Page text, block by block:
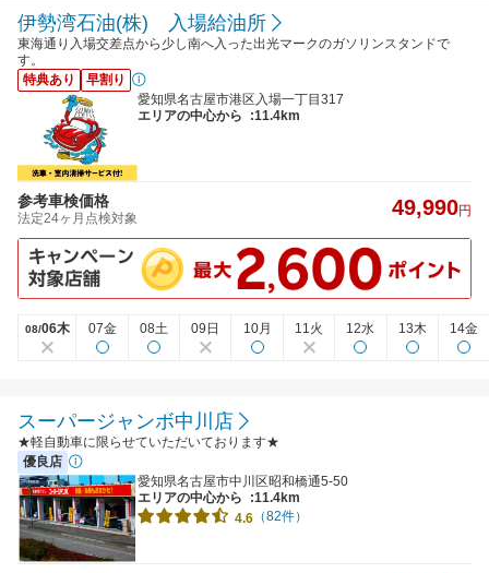
伊勢湾石油(株) 入場給油所
東海通り入場交差点から少し南へ入った出光マークのガソリンスタンドで
す。
特典あり
早割り
愛知県名古屋市港区入場一丁目317
エリアの中心から
:11.4km
参考車検価格
法定24ヶ月点検対象 49,990円
08/06木 07金 08土 09日 10月 11火 12水 13木 14金
スーパージャンボ中川店
★軽自動車に限らせていただいております★
優良店
愛知県名古屋市中川区昭和橋通5-50
エリアの中心から
:11.4km
4.6 （82件）